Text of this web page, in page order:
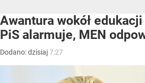
Awantura wokół
PiS alarmuje, MEN
Dodano:dzisiaj7:27